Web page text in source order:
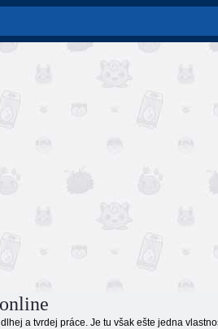
a tvrdej práce. Je tu však ešte jedna